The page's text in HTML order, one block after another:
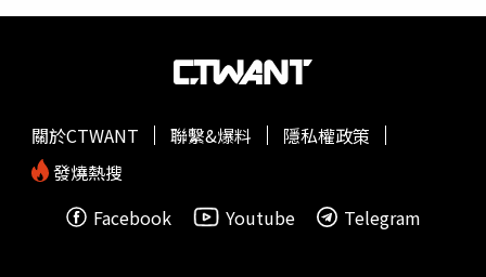
關於CTWANT 聯繫&爆料
隱私權政策
發燒熱搜
Facebook
Youtube Telegram